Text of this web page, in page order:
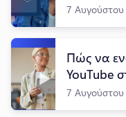
Δωρεάν
7
Πώς να
YouTube
7